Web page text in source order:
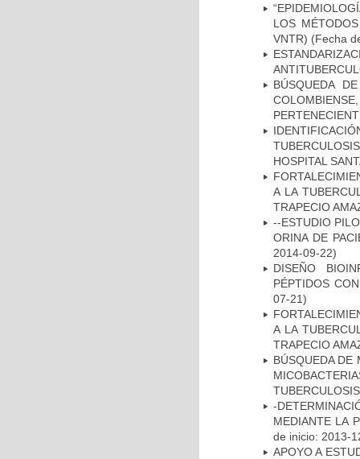
LOS
VNTR) (Fecha
BÚSQUEDA
HOSPITAL
A LA
TRAPECIO
--ESTUDIO
ORINA DE
2014-09-22)
DISEÑO
PÉPTIDOS
07-21)
A LA
TRAPECIO
BÚSQUEDA DE
-
MEDIANTE LA
de inicio: 2013-
APOYO A